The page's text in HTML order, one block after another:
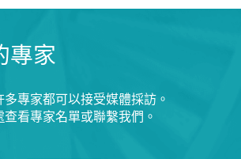
專家
專家都可以接受媒體採訪。
查看專家名單或聯繫我們。